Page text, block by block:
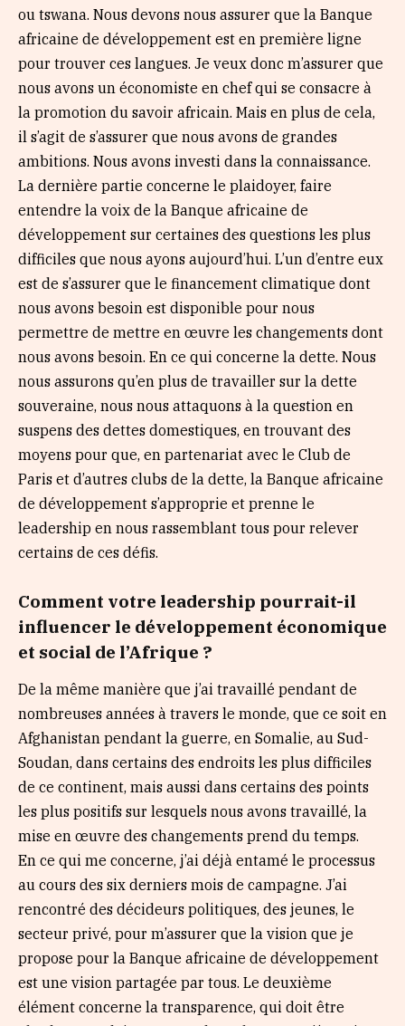
ou tswana. Nous devons nous assurer que la Banque
africaine de développement est en première ligne
pour trouver ces langues. Je veux donc m’assurer que
nous avons un économiste en chef qui se consacre à
la promotion du savoir africain. Mais en plus de cela,
il s’agit de s’assurer que nous avons de grandes
ambitions. Nous avons investi dans la connaissance.
La dernière partie concerne le plaidoyer, faire
entendre la voix de la Banque africaine de
développement sur certaines des questions les plus
difficiles que nous ayons aujourd’hui. L’un d’entre eux
est de s’assurer que le financement climatique dont
nous avons besoin est disponible pour nous
permettre de mettre en œuvre les changements dont
nous avons besoin. En ce qui concerne la dette. Nous
nous assurons qu’en plus de travailler sur la dette
souveraine, nous nous attaquons à la question en
suspens des dettes domestiques, en trouvant des
moyens pour que, en partenariat avec le Club de
Paris et d’autres clubs de la dette, la Banque africaine
de développement s’approprie et prenne le
leadership en nous rassemblant tous pour relever
certains de ces défis.
Comment votre leadership pourrait-il
influencer le développement économique
et social de l’Afrique ?
De la même manière que j’ai travaillé pendant de
nombreuses années à travers le monde, que ce soit en
Afghanistan pendant la guerre, en Somalie, au Sud-
Soudan, dans certains des endroits les plus difficiles
de ce continent, mais aussi dans certains des points
les plus positifs sur lesquels nous avons travaillé, la
mise en œuvre des changements prend du temps.
En ce qui me concerne, j’ai déjà entamé le processus
au cours des six derniers mois de campagne. J’ai
rencontré des décideurs politiques, des jeunes, le
secteur privé, pour m’assurer que la vision que je
propose pour la Banque africaine de développement
est une vision partagée par tous. Le deuxième
élément concerne la transparence, qui doit être